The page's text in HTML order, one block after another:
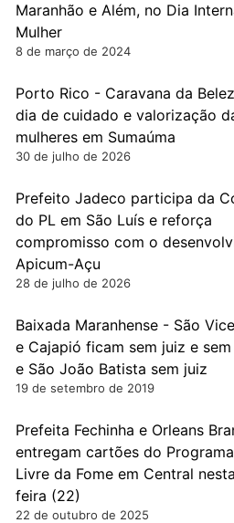
Maranhão e Além, no Dia
Mulher
8 de março de 2024
Porto Rico - Caravana da
dia de cuidado e valorização
mulheres em Sumaúma
30 de julho de 2026
Prefeito Jadeco participa da
do PL em São Luís e reforça
compromisso com o
Apicum-Açu
28 de julho de 2026
Baixada Maranhense - São
e Cajapió ficam sem juiz e
e São João Batista sem juiz
19 de setembro de 2019
Prefeita Fechinha e Orleans
entregam cartões do
Livre da Fome em Central
feira (22)
22 de outubro de 2025